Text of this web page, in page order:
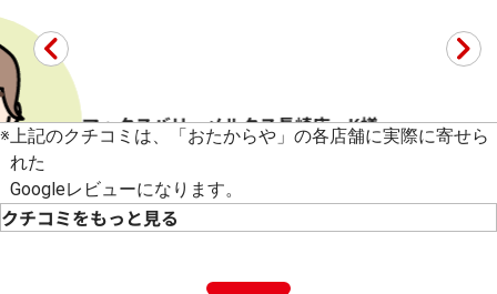
マックスバリュメルクス長崎店 K様
※上記のクチコミは、「おたからや」の各店舗に実際に寄せら
れた
Googleレビューになります。
クチコミをもっと見る